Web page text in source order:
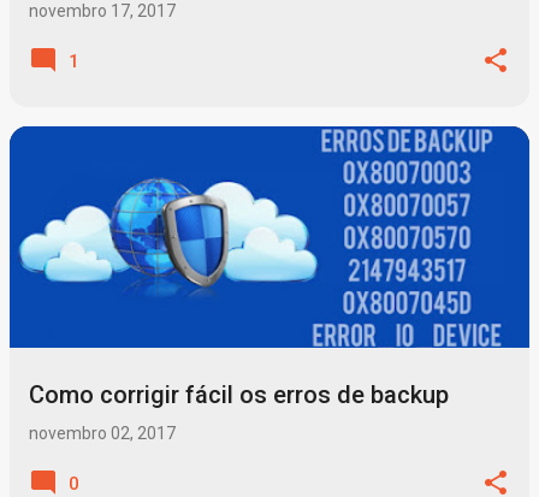
novembro 17, 2017
1
Como corrigir fácil os erros de backup
novembro 02, 2017
0